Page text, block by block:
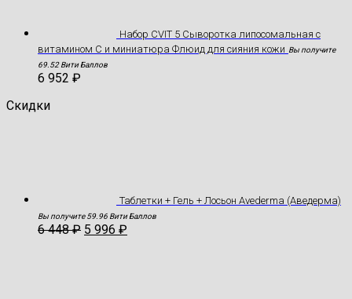
Набор CVIT 5 Сыворотка липосомальная с
витамином С и миниатюра Флюид для сияния кожи Вы получите
69.52 Вити Баллов
6 952 ₽
Скидки
Таблетки + Гель + Лосьон Avederma (Аведерма)
Вы получите 59.96 Вити Баллов
6 448₽ 5 996 ₽